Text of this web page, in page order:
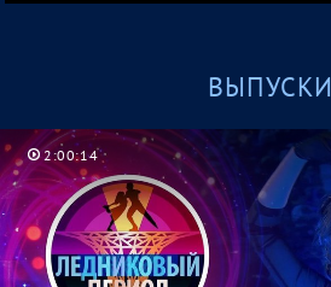
ВЫПУСКИ
2:00:14